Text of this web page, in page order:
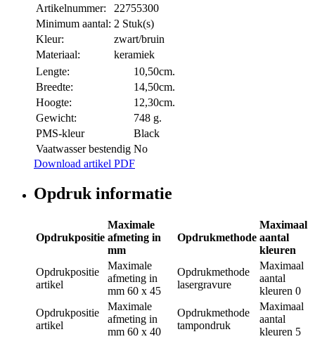
Artikelnummer:
22755300
Minimum aantal: 2 Stuk(s)
Kleur:
zwart/bruin
Materiaal:
keramiek
Lengte:
10,50cm.
Breedte:
14,50cm.
Hoogte:
12,30cm.
Gewicht:
748 g.
PMS-kleur
Black
Vaatwasser bestendig No
Download artikel PDF
Opdruk informatie
Opdrukpositie
Maximale
afmeting in
mm
Opdrukmethode
Maximaal
aantal
kleuren
Opdrukpositie
artikel
Maximale
afmeting in
mm 60 x 45
Opdrukmethode
lasergravure
Maximaal
aantal
kleuren 0
Opdrukpositie
artikel
Maximale
afmeting in
mm 60 x 40
Opdrukmethode
tampondruk
Maximaal
aantal
kleuren 5